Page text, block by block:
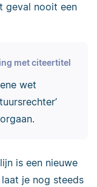
geval nooit een
met citeertitel
wet
is een nieuwe
je nog steeds